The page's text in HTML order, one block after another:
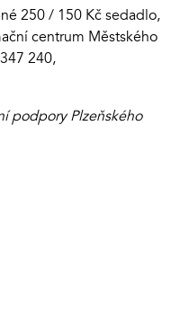
250 / 150 Kč sedadlo,
centrum Městského
240,
podpory Plzeňského